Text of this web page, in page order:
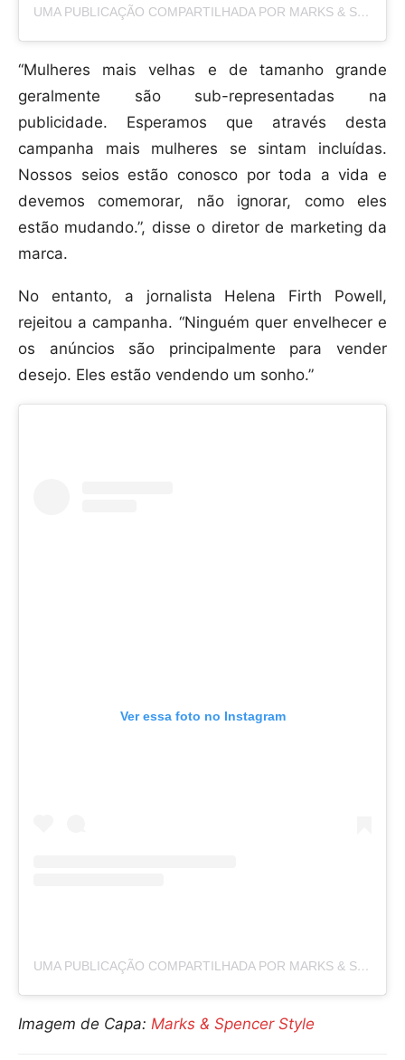
UMA PUBLICAÇÃO COMPARTILHADA POR MARKS & SPENCER STYLE (@MARKSANDSPENCERSTYLE)
“Mulheres mais velhas e de tamanho grande
geralmente são sub-representadas na
publicidade. Esperamos que através desta
campanha mais mulheres se sintam incluídas.
Nossos seios estão conosco por toda a vida e
devemos comemorar, não ignorar, como eles
estão mudando.”, disse o diretor de marketing da
marca.
No entanto, a jornalista Helena Firth Powell,
rejeitou a campanha. “Ninguém quer envelhecer e
os anúncios são principalmente para vender
desejo. Eles estão vendendo um sonho.”
Ver essa foto no Instagram
UMA PUBLICAÇÃO COMPARTILHADA POR MARKS & SPENCER STYLE (@MARKSANDSPENCERSTYLE)
Imagem de Capa: Marks & Spencer Style